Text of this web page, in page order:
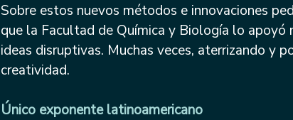
Sobre estos nuevos métodos e innovaciones
que la Facultad de Química y Biología lo apoyó
ideas disruptivas. Muchas veces, aterrizando y
creatividad.
Único exponente latinoamericano